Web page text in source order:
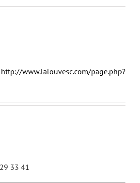
http://www.lalouvesc.com/page.php?
33 41